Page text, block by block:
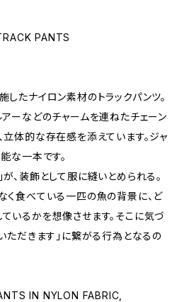
PANTS
たナイロン素材のトラックパンツ。
ーなどのチャームを連ねたチェーン
立体的な存在感を添えています。ジャ
な一本です。
、装飾として服に縫いとめられる。
く食べている一匹の魚の背景に、ど
いるかを想像させます。そこに気づ
ただきます」に繋がる行為となるの
IN NYLON FABRIC,